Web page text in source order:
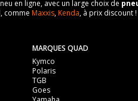
en ligne, avec un large choix de
comme Maxxis,Kenda, à prix discount
MARQUES QUAD
Kymco
Polaris
TGB
Goes